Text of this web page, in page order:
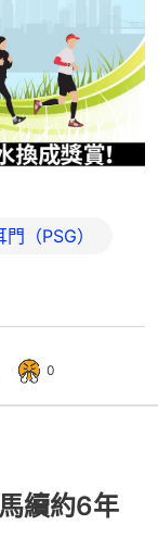
（PSG）
0
續約6年